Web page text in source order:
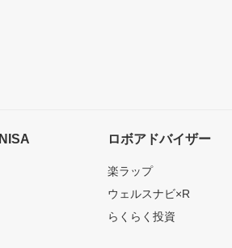
ロボアドバイザー
楽ラップ
ウェルスナビ×R
らくらく投資